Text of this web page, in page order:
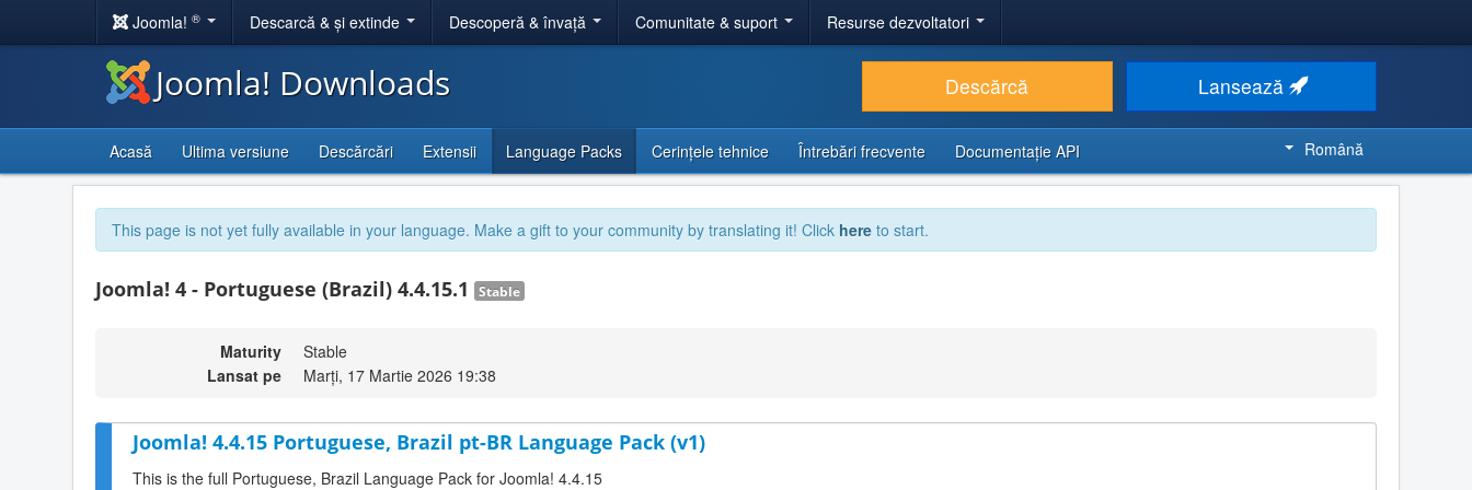
Joomla! ® Descarcă & și extinde Descoperă & învață Comunitate & suport Resurse dezvoltatori
Joomla! Downloads Descărcă Lansează
Acasă Ultima versiune Descărcări Extensii Language Packs Cerințele tehnice Întrebări frecvente Documentaţie API Română
This page is not yet fully available in your language. Make a gift to your community by translating it! Click here to start.
Joomla! 4 - Portuguese (Brazil) 4.4.15.1 Stable
Maturity
Stable
Lansat pe
Marți, 17 Martie 2026 19:38
Joomla! 4.4.15 Portuguese, Brazil pt-BR Language Pack (v1)
This is the full Portuguese, Brazil Language Pack for Joomla! 4.4.15